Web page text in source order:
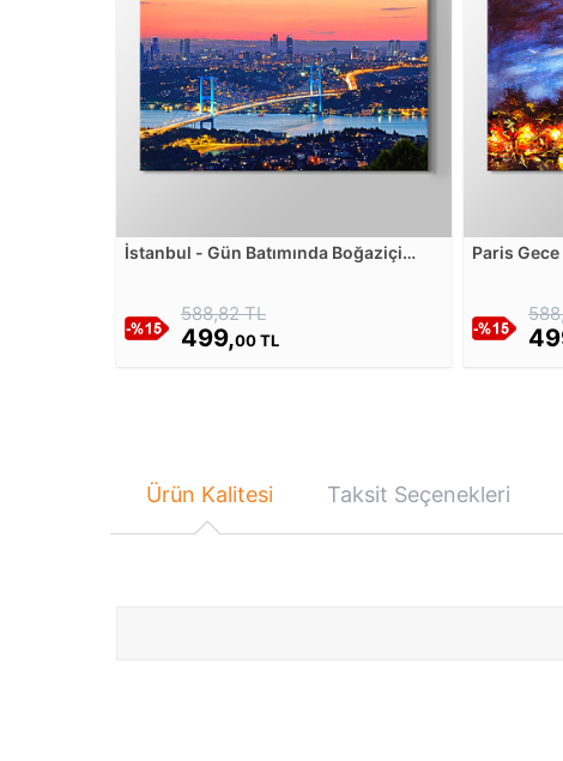
İstanbul - Gün Batımında Boğaziçi
588,82 TL
499,00 TL
Paris
Ürün Kalitesi Taksit Seçenekleri